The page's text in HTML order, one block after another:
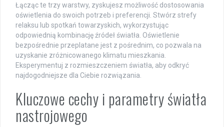
Łącząc te trzy warstwy, zyskujesz możliwość dostosowania
oświetlenia do swoich potrzeb i preferencji. Stwórz strefy
relaksu lub spotkań towarzyskich, wykorzystując
odpowiednią kombinację źródeł światła. Oświetlenie
bezpośrednie przeplatane jest z pośrednim, co pozwala na
uzyskanie zróżnicowanego klimatu mieszkania.
Eksperymentuj z rozmieszczeniem światła, aby odkryć
najdogodniejsze dla Ciebie rozwiązania.
Kluczowe cechy i parametry światła
nastrojowego